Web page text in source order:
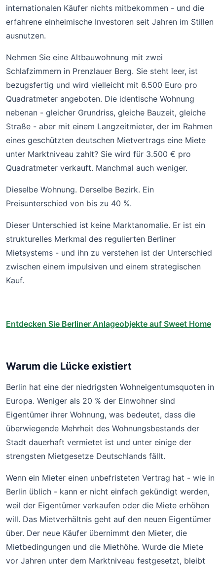
internationalen Käufer nichts mitbekommen - und die
erfahrene einheimische Investoren seit Jahren im Stillen
ausnutzen.
Nehmen Sie eine Altbauwohnung mit zwei
Schlafzimmern in Prenzlauer Berg. Sie steht leer, ist
bezugsfertig und wird vielleicht mit 6.500 Euro pro
Quadratmeter angeboten. Die identische Wohnung
nebenan - gleicher Grundriss, gleiche Bauzeit, gleiche
Straße - aber mit einem Langzeitmieter, der im Rahmen
eines geschützten deutschen Mietvertrags eine Miete
unter Marktniveau zahlt? Sie wird für 3.500 € pro
Quadratmeter verkauft. Manchmal auch weniger.
Dieselbe Wohnung. Derselbe Bezirk. Ein
Preisunterschied von bis zu 40 %.
Dieser Unterschied ist keine Marktanomalie. Er ist ein
strukturelles Merkmal des regulierten Berliner
Mietsystems - und ihn zu verstehen ist der Unterschied
zwischen einem impulsiven und einem strategischen
Kauf.
Entdecken Sie Berliner Anlageobjekte auf Sweet Home
Warum die Lücke existiert
Berlin hat eine der niedrigsten Wohneigentumsquoten in
Europa. Weniger als 20 % der Einwohner sind
Eigentümer ihrer Wohnung, was bedeutet, dass die
überwiegende Mehrheit des Wohnungsbestands der
Stadt dauerhaft vermietet ist und unter einige der
strengsten Mietgesetze Deutschlands fällt.
Wenn ein Mieter einen unbefristeten Vertrag hat - wie in
Berlin üblich - kann er nicht einfach gekündigt werden,
weil der Eigentümer verkaufen oder die Miete erhöhen
will. Das Mietverhältnis geht auf den neuen Eigentümer
über. Der neue Käufer übernimmt den Mieter, die
Mietbedingungen und die Miethöhe. Wurde die Miete
vor Jahren unter dem Marktniveau festgesetzt, bleibt